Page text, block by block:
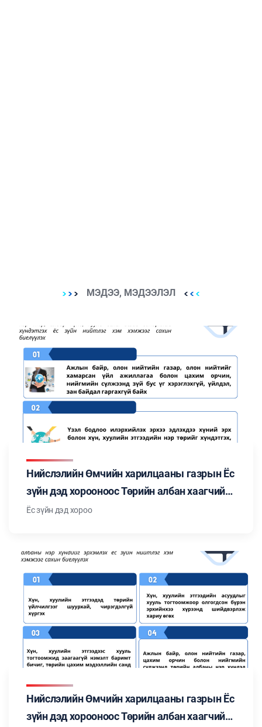
МЭДЭЭ, МЭДЭЭЛЭЛ
Нийслэлийн Өмчийн харилцааны газрын Ёс
зүйн дэд хорооноос Төрийн албан хаагчийн
ёс зүйн тухай хуульд заасан "Төрийн албан
байна. Цуврал №4
Ёс зүйн дэд хороо
Нийслэлийн Өмчийн харилцааны газрын Ёс
зүйн дэд хорооноос Төрийн албан хаагчийн